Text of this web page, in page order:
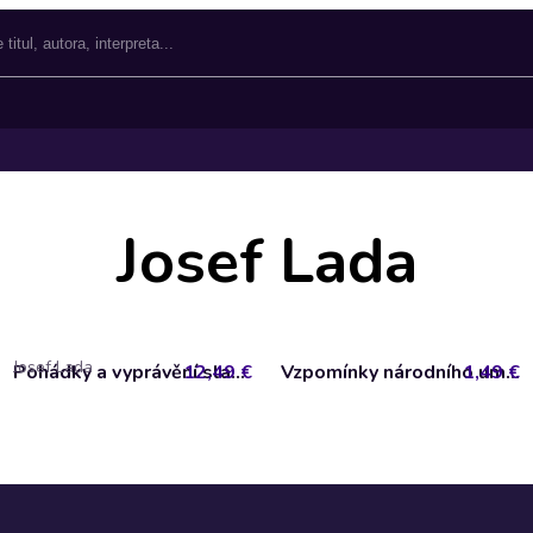
Josef Lada
Pohádky a vyprávění slavného malíře
Josef Lada 12,49 € Vzpomínky národního umělce Josefa Lady/ Vzpomínky na Jaroslava Haška
1,49 €